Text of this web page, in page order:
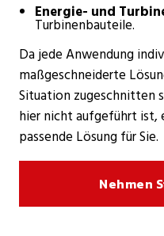
Energie- und
Turbinenbauteile.
Da jede Anwendung
maßgeschneiderte
Situation zugeschnitten
hier nicht aufgeführt ist,
passende Lösung für Sie.
Nehmen